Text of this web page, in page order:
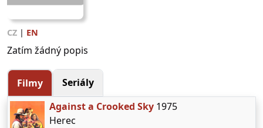
CZ | EN
Zatím žádný popis
Filmy
Seriály
Against a Crooked Sky1975
Herec